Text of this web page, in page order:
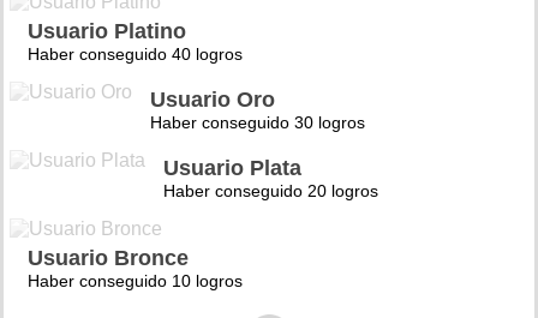
Usuario Platino
Haber conseguido 40 logros
Usuario Oro
Haber conseguido 30 logros
Usuario Plata
Haber conseguido 20 logros
Usuario Bronce
Haber conseguido 10 logros